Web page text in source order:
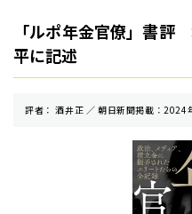
「ルポ年金官僚」書
平に記述
評者： 酒井正 ／ 朝⽇新聞掲載：2024